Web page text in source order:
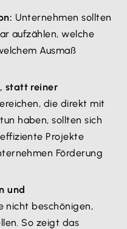
Unternehmen sollten
aufzählen, welche
Ausmaß
statt reiner
die direkt mit
haben, sollten sich
Projekte
Förderung
und
nicht beschönigen,
So zeigt das